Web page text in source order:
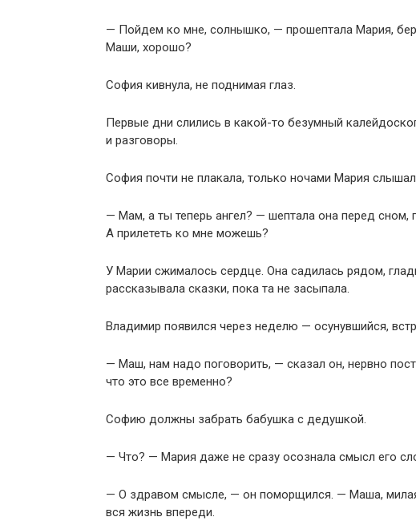
— Пойдем ко мне, солнышко, — прошептала Мария,
Маши, хорошо?
София кивнула, не поднимая глаз.
Первые дни слились в какой-то безумный
и разговоры.
София почти не плакала, только ночами Мария
— Мам, а ты теперь ангел? — шептала она перед
А прилететь ко мне можешь?
У Марии сжималось сердце. Она садилась рядом,
рассказывала сказки, пока та не засыпала.
Владимир появился через неделю — осунувшийся,
— Маш, нам надо поговорить, — сказал он, нервно
что это все временно?
Софию должны забрать бабушка с дедушкой.
— Что? — Мария даже не сразу осознала смысл его
— О здравом смысле, — он поморщился. — Маша,
вся жизнь впереди.